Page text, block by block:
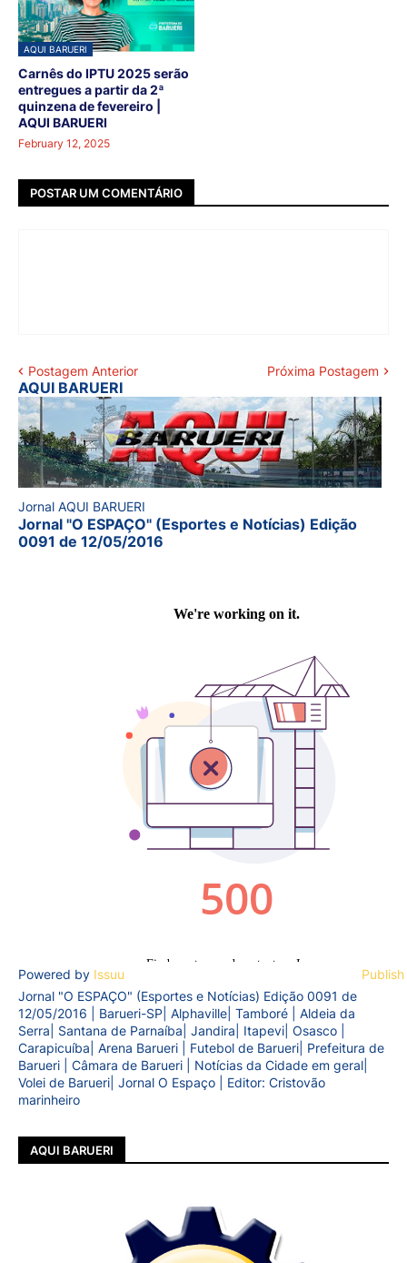
AQUI BARUERI
Carnês do IPTU 2025 serão
entregues a partir da 2ª
quinzena de fevereiro |
AQUI BARUERI
February 12, 2025
POSTAR UM COMENTÁRIO
Postagem Anterior Próxima Postagem
AQUI BARUERI
Jornal AQUI BARUERI
Jornal "O ESPAÇO" (Esportes e Notícias) Edição
0091 de 12/05/2016
Powered by Issuu
Jornal "O ESPAÇO" (Esportes e Notícias) Edição 0091 de
12/05/2016 | Barueri-SP| Alphaville| Tamboré | Aldeia da
Serra| Santana de Parnaíba| Jandira| Itapevi| Osasco |
Carapicuíba| Arena Barueri | Futebol de Barueri| Prefeitura de
Barueri | Câmara de Barueri | Notícias da Cidade em geral|
Volei de Barueri| Jornal O Espaço | Editor: Cristovão
marinheiro
AQUI BARUERI